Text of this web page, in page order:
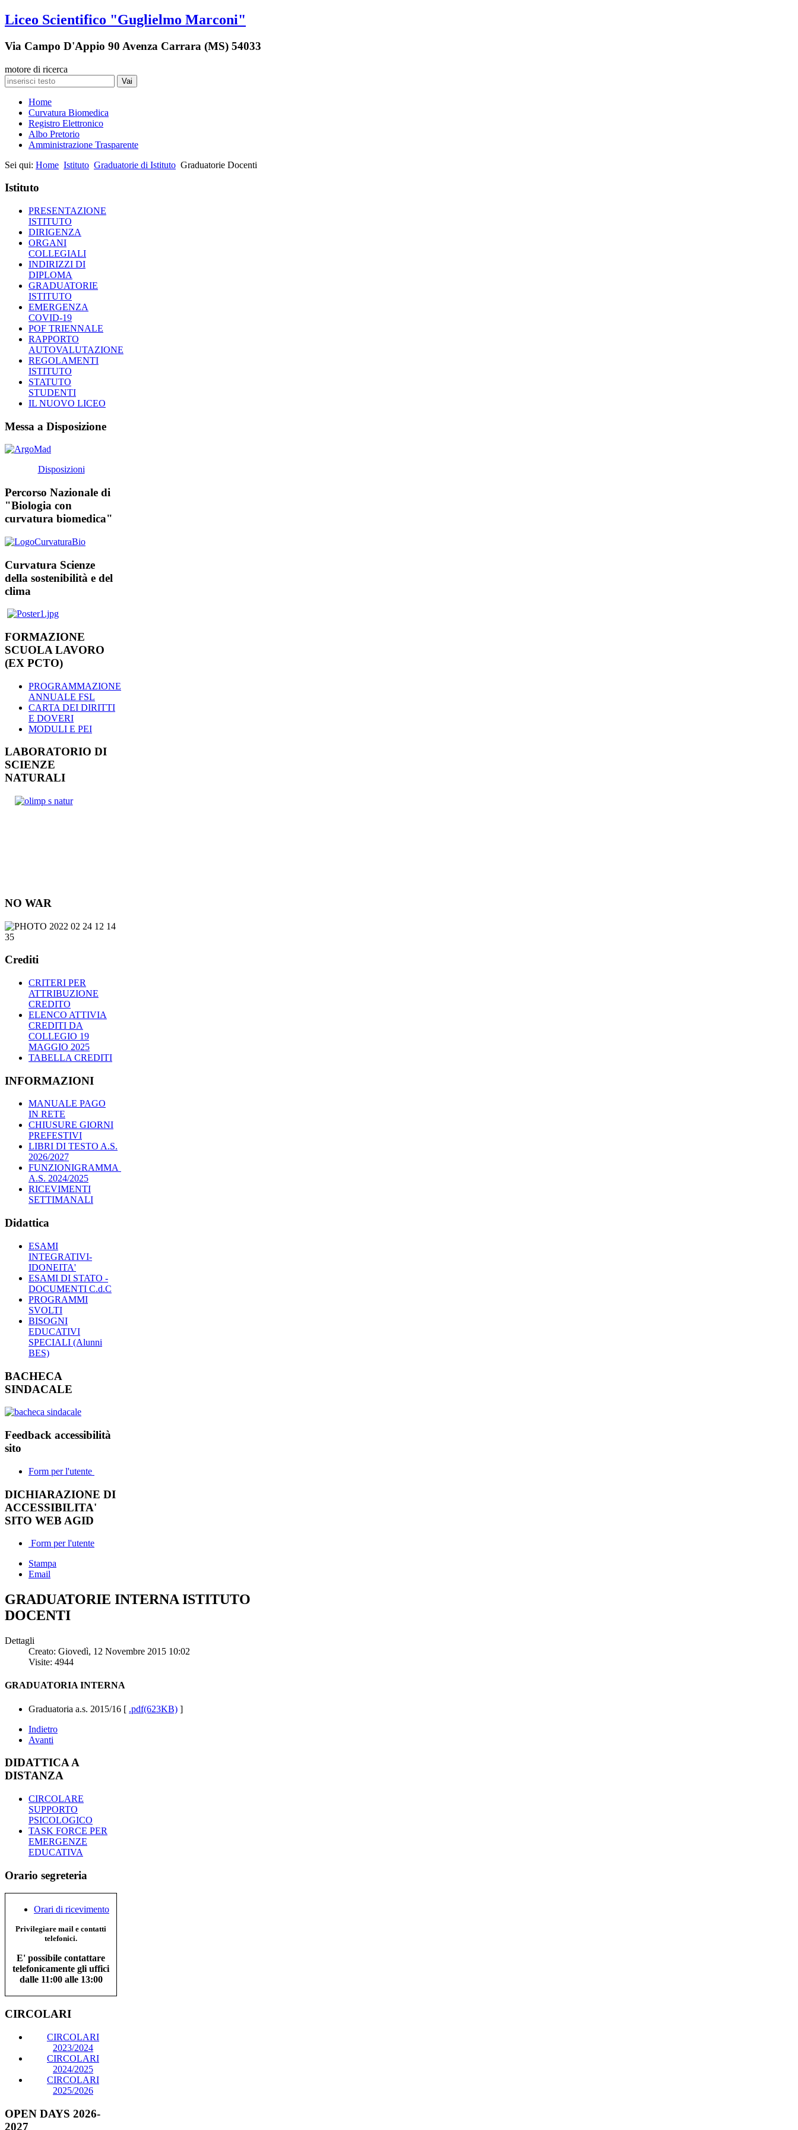
Liceo Scientifico "Guglielmo Marconi"
Via Campo D'Appio 90 Avenza Carrara (MS) 54033
motore di ricerca
Vai
Home
Curvatura Biomedica
Registro Elettronico
Albo Pretorio
Amministrazione Trasparente
Sei qui: Home Istituto Graduatorie di Istituto Graduatorie Docenti
Istituto
PRESENTAZIONE
ISTITUTO
DIRIGENZA
ORGANI
COLLEGIALI
INDIRIZZI DI
DIPLOMA
GRADUATORIE
ISTITUTO
EMERGENZA
COVID-19
POF TRIENNALE
RAPPORTO
AUTOVALUTAZIONE
REGOLAMENTI
ISTITUTO
STATUTO
STUDENTI
IL NUOVO LICEO
Messa a Disposizione
Disposizioni
Percorso Nazionale di
"Biologia con
curvatura biomedica"
Curvatura Scienze
della sostenibilità e del
clima
FORMAZIONE
SCUOLA LAVORO
(EX PCTO)
PROGRAMMAZIONE
ANNUALE FSL
CARTA DEI DIRITTI
E DOVERI
MODULI E PEI
LABORATORIO DI
SCIENZE
NATURALI
NO WAR
Crediti
CRITERI PER
ATTRIBUZIONE
CREDITO
ELENCO ATTIVIA
CREDITI DA
COLLEGIO 19
MAGGIO 2025
TABELLA CREDITI
INFORMAZIONI
MANUALE PAGO
IN RETE
CHIUSURE GIORNI
PREFESTIVI
LIBRI DI TESTO A.S.
2026/2027
FUNZIONIGRAMMA
A.S. 2024/2025
RICEVIMENTI
SETTIMANALI
Didattica
ESAMI
INTEGRATIVI-
IDONEITA'
ESAMI DI STATO -
DOCUMENTI C.d.C
PROGRAMMI
SVOLTI
BISOGNI
EDUCATIVI
SPECIALI (Alunni
BES)
BACHECA
SINDACALE
Feedback accessibilità
sito
Form per l'utente
DICHIARAZIONE DI
ACCESSIBILITA'
SITO WEB AGID
Form per l'utente
Stampa
Email
GRADUATORIE INTERNA ISTITUTO
DOCENTI
Dettagli
Creato: Giovedì, 12 Novembre 2015 10:02
Visite: 4944
GRADUATORIA INTERNA
Graduatoria a.s. 2015/16 [ .pdf(623KB) ]
Indietro
Avanti
DIDATTICA A
DISTANZA
CIRCOLARE
SUPPORTO
PSICOLOGICO
TASK FORCE PER
EMERGENZE
EDUCATIVA
Orario segreteria
Orari di ricevimento
Privilegiare mail e contatti
telefonici.
E' possibile contattare
telefonicamente gli uffici
dalle 11:00 alle 13:00
CIRCOLARI
CIRCOLARI
2023/2024
CIRCOLARI
2024/2025
CIRCOLARI
2025/2026
OPEN DAYS 2026-
2027